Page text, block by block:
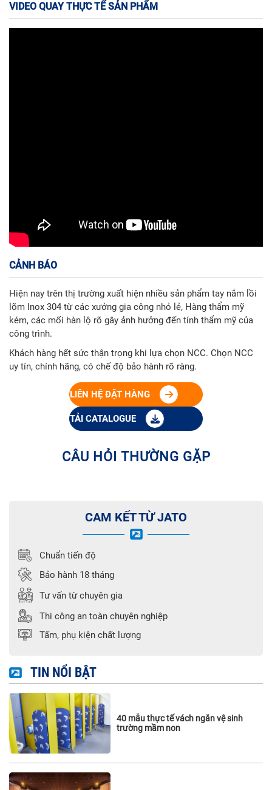
VIDEO QUAY THỰC TẾ SẢN PHẨM
CẢNH BÁO
Hiện nay trên thị trường xuất hiện nhiều sản phẩm tay nắm lồi
lõm Inox 304 từ các xưởng gia công nhỏ lẻ, Hàng thẩm mỹ
kém, các mối hàn lộ rõ gây ảnh hưởng đến tính thẩm mỹ của
công trình.
Khách hàng hết sức thận trọng khi lựa chọn NCC. Chọn NCC
uy tín, chính hãng, có chế độ bảo hành rõ ràng.
LIÊN HỆ ĐẶT HÀNG
TẢI CATALOGUE
CÂU HỎI THƯỜNG GẶP
CAM KẾT TỪ JATO
Chuẩn tiến độ
Bảo hành 18 tháng
Tư vấn từ chuyên gia
Thi công an toàn chuyên nghiệp
Tấm, phụ kiện chất lượng
TIN NỔI BẬT
40 mẫu thực tế vách ngăn vệ sinh
trường mầm non